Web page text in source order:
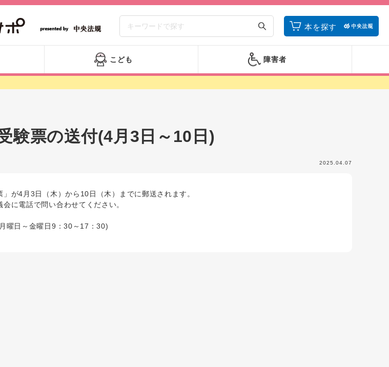
本を探す
こども 障害者
票の送付(4月3日～10日)
2025.04.07
が4月3日（木）から10日（木）までに郵送されます。
に電話で問い合わせてください。
曜日～金曜日9：30～17：30)